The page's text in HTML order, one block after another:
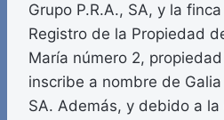
Grupo P.R.A., SA, y la
Registro de la Propiedad
María número 2,
inscribe a nombre de
SA. Además, y debido a